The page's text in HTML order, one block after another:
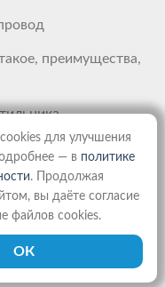
преимущества,
для улучшения
— в политике
. Продолжая
вы даёте согласие
файлов cookies.